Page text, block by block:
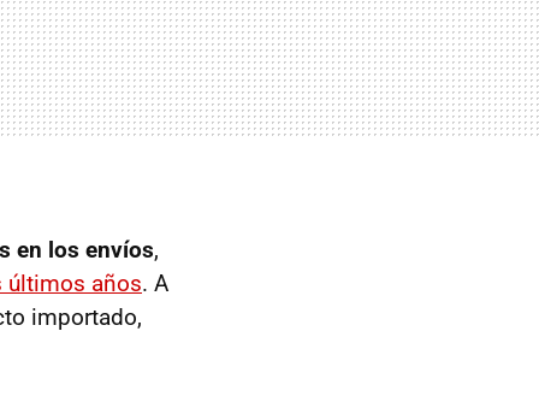
en los envíos,
últimos años. A
importado,